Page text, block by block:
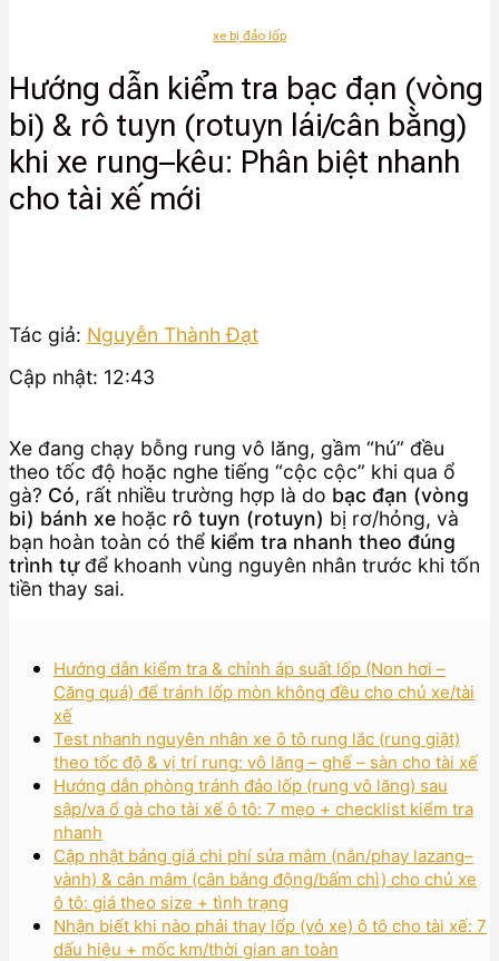
xe bị đảo lốp
Hướng dẫn kiểm tra bạc đạn (vòng
bi) & rô tuyn (rotuyn lái/cân bằng)
khi xe rung–kêu: Phân biệt nhanh
cho tài xế mới
Tác giả: Nguyễn Thành Đạt
Cập nhật: 12:43
Xe đang chạy bỗng rung vô lăng, gầm “hú” đều
theo tốc độ hoặc nghe tiếng “cộc cộc” khi qua ổ
gà? Có, rất nhiều trường hợp là do bạc đạn (vòng
bi) bánh xe hoặc rô tuyn (rotuyn) bị rơ/hỏng, và
bạn hoàn toàn có thể kiểm tra nhanh theo đúng
trình tựđể khoanh vùng nguyên nhân trước khi tốn
tiền thay sai.
Hướng dẫn kiểm tra & chỉnh áp suất lốp (Non hơi –
Căng quá) để tránh lốp mòn không đều cho chủ xe/tài
xế
Test nhanh nguyên nhân xe ô tô rung lắc (rung giật)
theo tốc độ & vị trí rung: vô lăng – ghế – sàn cho tài xế
Hướng dẫn phòng tránh đảo lốp (rung vô lăng) sau
sập/va ổ gà cho tài xế ô tô: 7 mẹo + checklist kiểm tra
nhanh
Cập nhật bảng giá chi phí sửa mâm (nắn/phay lazang–
vành) & cân mâm (cân bằng động/bấm chì) cho chủ xe
ô tô: giá theo size + tình trạng
Nhận biết khi nào phải thay lốp (vỏ xe) ô tô cho tài xế: 7
dấu hiệu + mốc km/thời gian an toàn